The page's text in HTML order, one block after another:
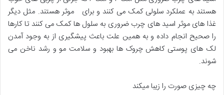
هستند به عملکرد سلولی کمک می کنند و برای موثر هستند. مثل دیگر
غذا های موثر اسید های چرب ضروری به سلول ها کمک می کنند تا کارها
را صحیح انجام داده و به همین علت باعث پیشگیری از به وجود آمدن
لک های پوستی کاهش چروک ها بهبود و سلامت مو و رشد ناخن می
شوند.
چه چیزی صورت را زیبا میکند